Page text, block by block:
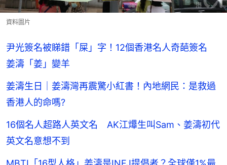
資料圖片
尹光簽名被睇錯「屎」字！12個香港名人奇葩簽名
姜濤「姜」變羊
姜濤生日｜姜濤灣再震驚小紅書！內地網民：是救過
香港人的命嗎?
16個名人超路人英文名 AK江𤒹生叫Sam、姜濤初代
英文名意想不到